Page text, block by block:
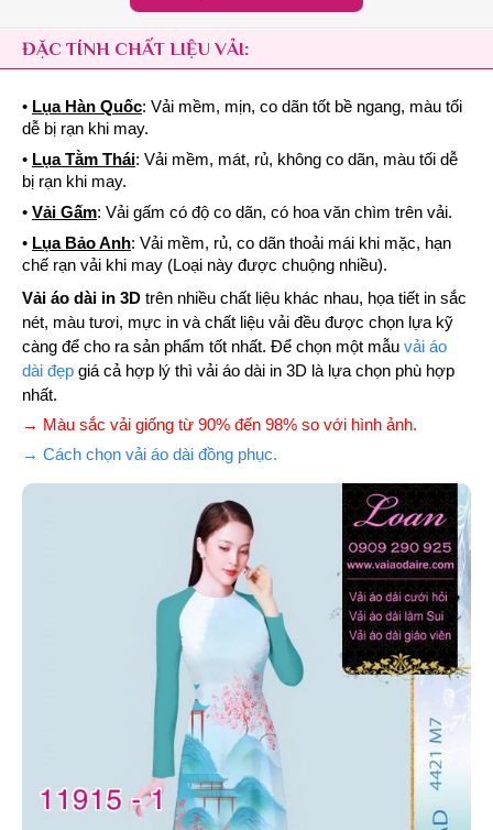
ĐẶC TÍNH CHẤT LIỆU VẢI:
• Lụa Hàn Quốc: Vải mềm, mịn, co dãn tốt bề ngang, màu tối
dễ bị rạn khi may.
• Lụa Tằm Thái: Vải mềm, mát, rủ, không co dãn, màu tối dễ
bị rạn khi may.
• Vải Gấm: Vải gấm có độ co dãn, có hoa văn chìm trên vải.
• Lụa Bảo Anh: Vải mềm, rủ, co dãn thoải mái khi mặc, hạn
chế rạn vải khi may (Loại này được chuộng nhiều).
Vải áo dài in 3D trên nhiều chất liệu khác nhau, họa tiết in sắc
nét, màu tươi, mực in và chất liệu vải đều được chọn lựa kỹ
càng để cho ra sản phẩm tốt nhất. Để chọn một mẫu vải áo
dài đẹp giá cả hợp lý thì vải áo dài in 3D là lựa chọn phù hợp
nhất.
→ Màu sắc vải giống từ 90% đến 98% so với hình ảnh.
→ Cách chọn vải áo dài đồng phục.